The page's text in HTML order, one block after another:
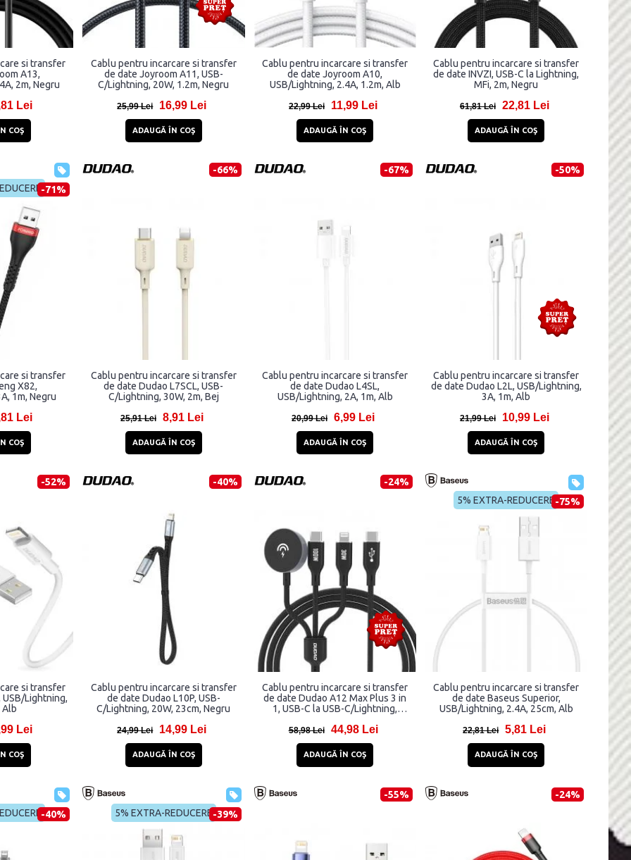
si transfer
A13,
2m, Negru
Lei
COŞ
Cablu pentru incarcare si transfer
de date Joyroom A11, USB-
C/Lightning, 20W, 1.2m, Negru
25,99 Lei 16,99 Lei
ADAUGĂ ÎN COŞ
Cablu pentru incarcare si transfer
de date Joyroom A10,
USB/Lightning, 2.4A, 1.2m, Alb
22,99 Lei 11,99 Lei
ADAUGĂ ÎN COŞ
Cablu pentru incarcare si transfer
de date INVZI, USB-C la Lightning,
MFi, 2m, Negru
61,81 Lei 22,81 Lei
ADAUGĂ ÎN COŞ
-71%
si transfer
X82,
1m, Negru
Lei
COŞ
-66%
Cablu pentru incarcare si transfer
de date Dudao L7SCL, USB-
C/Lightning, 30W, 2m, Bej
25,91 Lei 8,91 Lei
ADAUGĂ ÎN COŞ
-67%
Cablu pentru incarcare si transfer
de date Dudao L4SL,
USB/Lightning, 2A, 1m, Alb
20,99 Lei 6,99 Lei
ADAUGĂ ÎN COŞ
-50%
Cablu pentru incarcare si transfer
de date Dudao L2L, USB/Lightning,
3A, 1m, Alb
21,99 Lei 10,99 Lei
ADAUGĂ ÎN COŞ
-52%
si transfer
USB/Lightning,
Alb
Lei
COŞ
-40%
Cablu pentru incarcare si transfer
de date Dudao L10P, USB-
C/Lightning, 20W, 23cm, Negru
24,99 Lei 14,99 Lei
ADAUGĂ ÎN COŞ
-24%
Cablu pentru incarcare si transfer
de date Dudao A12 Max Plus 3 in
1, USB-C la USB-C/Lightning,
Watch integrat, 1.2m, Negru
58,98 Lei 44,98 Lei
ADAUGĂ ÎN COŞ
5% EXTRA-REDUCERE -75%
Cablu pentru incarcare si transfer
de date Baseus Superior,
USB/Lightning, 2.4A, 25cm, Alb
22,81 Lei 5,81 Lei
ADAUGĂ ÎN COŞ
-40% 5% EXTRA-REDUCERE -39%
-55% -24%